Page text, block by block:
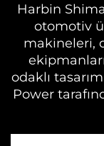
Harbin
otomotiv
makineleri,
odaklı
Power